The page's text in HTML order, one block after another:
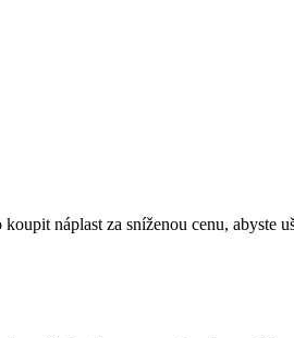
náplast za sníženou cenu, abyste